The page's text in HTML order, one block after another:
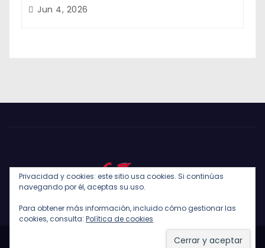
Jun 4, 2026
Privacidad y cookies: este sitio usa cookies. Si continúas
navegando por él, aceptas su uso.
Para obtener más información, incluido cómo gestionar las
cookies, consulta: Política de cookies